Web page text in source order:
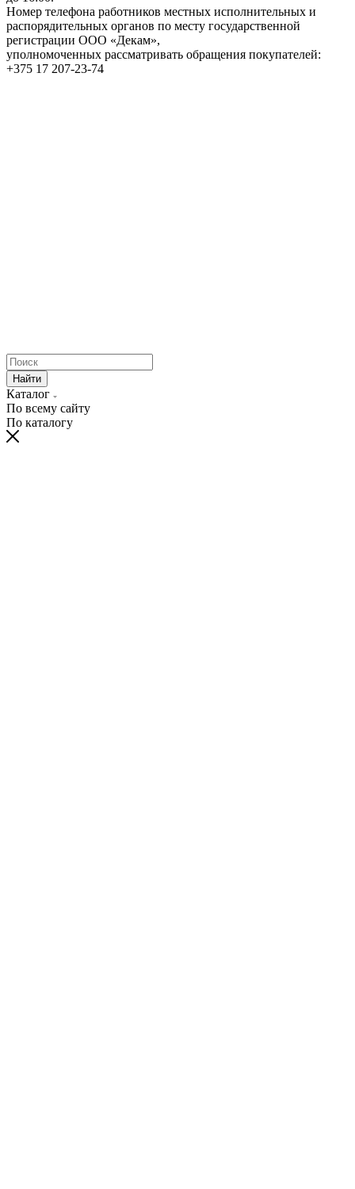
Номер телефона работников местных исполнительных и
распорядительных органов по месту государственной
регистрации ООО «Декам»,
уполномоченных рассматривать обращения покупателей:
+375 17 207-23-74
Найти
Каталог
По всему сайту
По каталогу